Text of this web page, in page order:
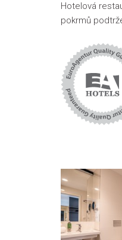
Hotelová
pokrmů